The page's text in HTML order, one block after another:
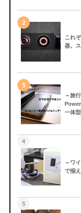
2
これ
器。
3
～旅
一体
4
～ワ
で揃
5